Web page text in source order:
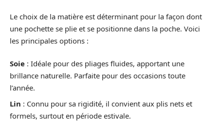
Le choix de la matière est déterminant pour la façon dont
une pochette se plie et se positionne dans la poche. Voici
les principales options :
Soie : Idéale pour des pliages fluides, apportant une
brillance naturelle. Parfaite pour des occasions toute
l’année.
Lin : Connu pour sa rigidité, il convient aux plis nets et
formels, surtout en période estivale.